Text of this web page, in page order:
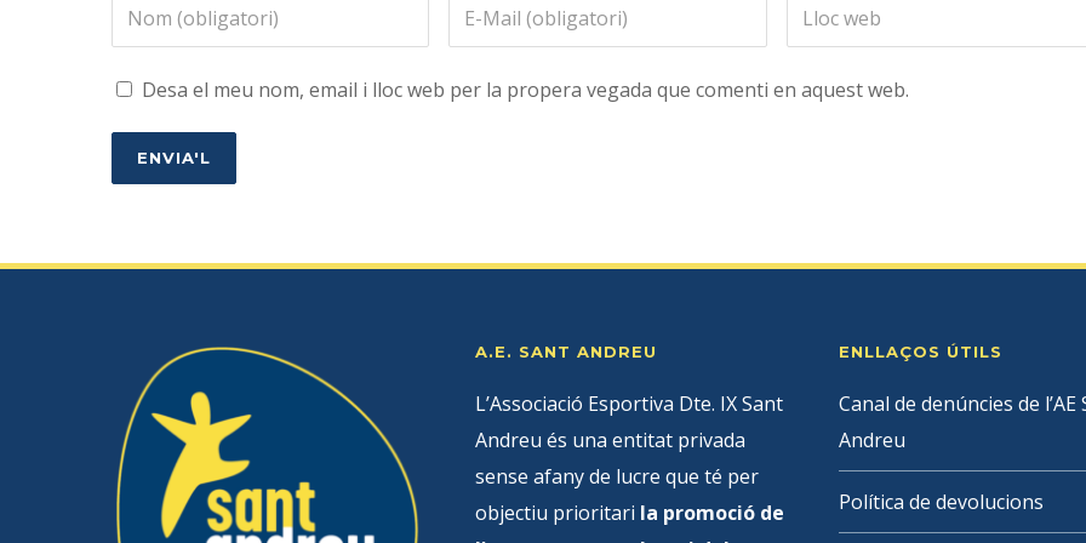
Desa el meu nom, email i lloc web per la propera vegada que comenti en aquest web.
A.E. SANT ANDREU
L’Associació Esportiva Dte. IX Sant
Andreu és una entitat privada
sense afany de lucre que té per
objectiu prioritari la promoció de
ENLLAÇOS ÚTILS
Canal de denúncies de l’AE
Andreu
Política de devolucions